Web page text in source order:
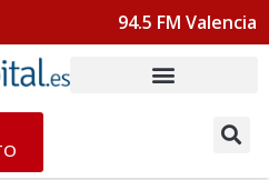
94.5 FM Valencia